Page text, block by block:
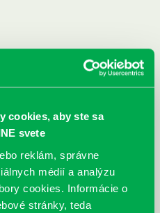
cookies, aby ste sa
svete
reklám, správne
médií a analýzu
cookies. Informácie o
stránky, teda